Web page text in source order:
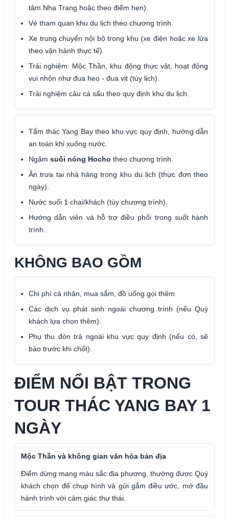
tâm Nha Trang hoặc theo điểm hẹn).
Vé tham quan khu du lịch theo chương trình.
Xe trung chuyển nội bộ trong khu (xe điện hoặc xe lửa
theo vận hành thực tế).
Trải nghiệm: Mộc Thần, khu động thực vật, hoạt động
vui nhộn như đua heo - đua vịt (tùy lịch).
Trải nghiệm câu cá sấu theo quy định khu du lịch.
Tắm thác Yang Bay theo khu vực quy định, hướng dẫn
an toàn khi xuống nước.
Ngâm suối nóng Hocho theo chương trình.
Ăn trưa tại nhà hàng trong khu du lịch (thực đơn theo
ngày).
Nước suối 1 chai/khách (tùy chương trình).
Hướng dẫn viên và hỗ trợ điều phối trong suốt hành
trình.
KHÔNG BAO GỒM
Chi phí cá nhân, mua sắm, đồ uống gọi thêm.
Các dịch vụ phát sinh ngoài chương trình (nếu Quý
khách lựa chọn thêm).
Phụ thu đón trả ngoài khu vực quy định (nếu có, sẽ
báo trước khi chốt).
ĐIỂM NỔI BẬT TRONG
TOUR THÁC YANG BAY 1
NGÀY
Mộc Thần và không gian văn hóa bản địa
Điểm dừng mang màu sắc địa phương, thường được Quý
khách chọn để chụp hình và gửi gắm điều ước, mở đầu
hành trình với cảm giác thư thái.